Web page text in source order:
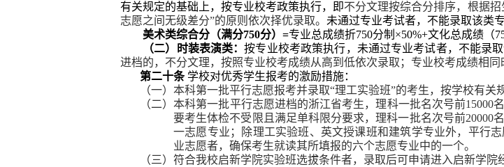
有关规定的基础上，按专业校考政策执行，即不分文理按综合分排序，根据
志愿之间无级差分”的原则依次择优录取。 未通过专业考试者，不能录取该类专
美术类综合分（满分750分）=专业总成绩折750分制×50%+文化总成绩（
（二）时装表演类：按专业校考政策执行，未通过专业考试者，不能录取
进档的，不分文理， 按照专业校考成绩从高到低依次录取；专业校考成绩相同
第二十条 学校对优秀学生报考的激励措施：
（一）本科第一批平行志愿报考并录取“理工实验班”的考生，按学校有
（二）本科第一批平行志愿进档的浙江省考生，理科一批名次号前15000
要考生体检不受限且满足单科限分要求，理科一批名次号前20000
一志愿专业；除理工实验班、英文授课班和建筑学专业外，平行
业志愿者，确保考生就读其所填报的六个志愿专业中的一个。
（三）符合我校启新学院实验班选拔条件者，录取后可申请进入启新学